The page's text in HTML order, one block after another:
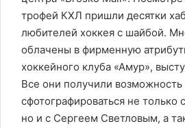
трофей КХЛ пришли десятки
любителей хоккея с шайбой.
облачены в фирменную
хоккейного клуба «Амур»,
Все они получили возможность
сфотографироваться не только
но и с Сергеем Светловым, а